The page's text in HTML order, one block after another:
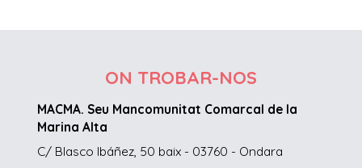
ON TROBAR-NOS
MACMA. Seu Mancomunitat Comarcal de la
Marina Alta
C/ Blasco Ibáñez, 50 baix - 03760 - Ondara